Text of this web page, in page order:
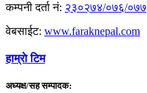
कम्पनी दर्ता नं: २३०२७४/०७६/०७७
वेबसाईट: www.faraknepal.com
हाम्राे टिम
अध्यक्ष/सह सम्पादक: